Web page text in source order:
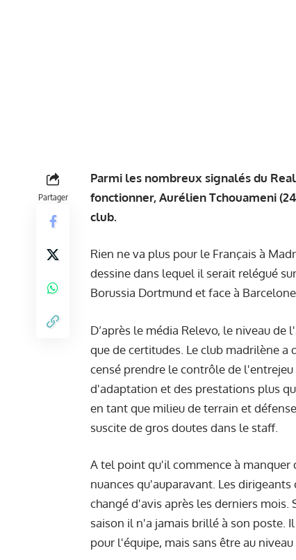
Partager
Parmi les nombreux signalés du
fonctionner, Aurélien Tchouameni
club.
Rien ne va plus pour le Français à
dessine dans lequel il serait relégué
Borussia Dortmund et face à
D’après le média Relevo, le niveau de
que de certitudes. Le club madrilène
censé prendre le contrôle de
d'adaptation et des prestations plus
en tant que milieu de terrain et
suscite de gros doutes dans le staff.
A tel point qu'il commence à manquer
nuances qu'auparavant. Les
changé d'avis après les derniers
saison il n'a jamais brillé à son poste.
pour l'équipe, mais sans être au